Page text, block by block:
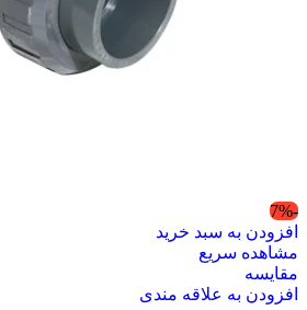
-7%
افزودن به سبد خرید
مشاهده سریع
مقایسه
افزودن به علاقه مندی